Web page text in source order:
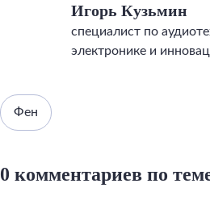
Игорь Кузьмин
специалист по
электронике и
Фен
0 комментариев по